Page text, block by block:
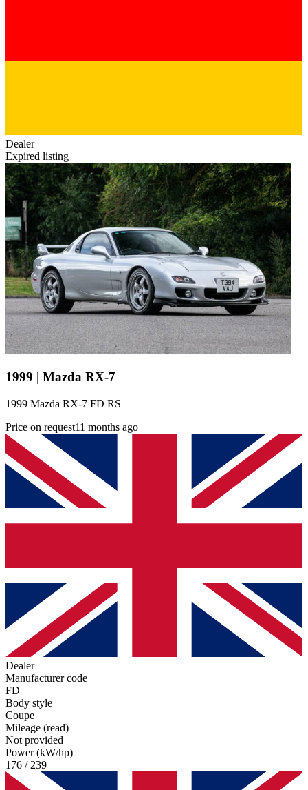
Dealer
Expired listing
1999 | Mazda RX-7
1999 Mazda RX-7 FD RS
Price on request11 months ago
Dealer
Manufacturer code
FD
Body style
Coupe
Mileage (read)
Not provided
Power (kW/hp)
176 / 239